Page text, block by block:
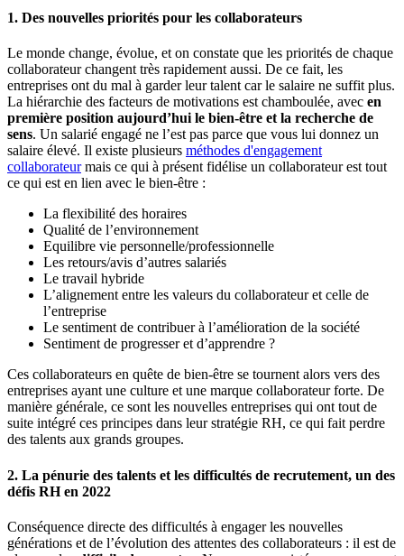
1. Des nouvelles priorités pour les collaborateurs
Le monde change, évolue, et on constate que les priorités de chaque
collaborateur changent très rapidement aussi. De ce fait, les
entreprises ont du mal à garder leur talent car le salaire ne suffit plus.
La hiérarchie des facteurs de motivations est chamboulée, avec en
première position aujourd’hui le bien-être et la recherche de
sens. Un salarié engagé ne l’est pas parce que vous lui donnez un
salaire élevé. Il existe plusieurs méthodes d'engagement
collaborateurmais ce qui à présent fidélise un collaborateur est tout
ce qui est en lien avec le bien-être :
La flexibilité des horaires
Qualité de l’environnement
Equilibre vie personnelle/professionnelle
Les retours/avis d’autres salariés
Le travail hybride
L’alignement entre les valeurs du collaborateur et celle de
l’entreprise
Le sentiment de contribuer à l’amélioration de la société
Sentiment de progresser et d’apprendre ?
Ces collaborateurs en quête de bien-être se tournent alors vers des
entreprises ayant une culture et une marque collaborateur forte. De
manière générale, ce sont les nouvelles entreprises qui ont tout de
suite intégré ces principes dans leur stratégie RH, ce qui fait perdre
des talents aux grands groupes.
2. La pénurie des talents et les difficultés de recrutement, un des
défis RH en 2022
Conséquence directe des difficultés à engager les nouvelles
générations et de l’évolution des attentes des collaborateurs : il est de